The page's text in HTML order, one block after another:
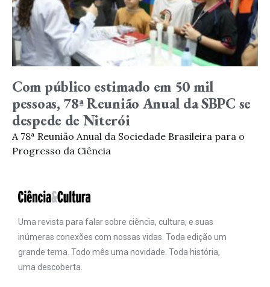
Com público estimado em 50 mil
pessoas, 78ª Reunião Anual da SBPC se
despede de Niterói
A 78ª Reunião Anual da Sociedade Brasileira para o
Progresso da Ciência
Uma revista para falar sobre ciência, cultura, e suas
inúmeras conexões com nossas vidas. Toda edição um
grande tema. Todo mês uma novidade. Toda história,
uma descoberta.